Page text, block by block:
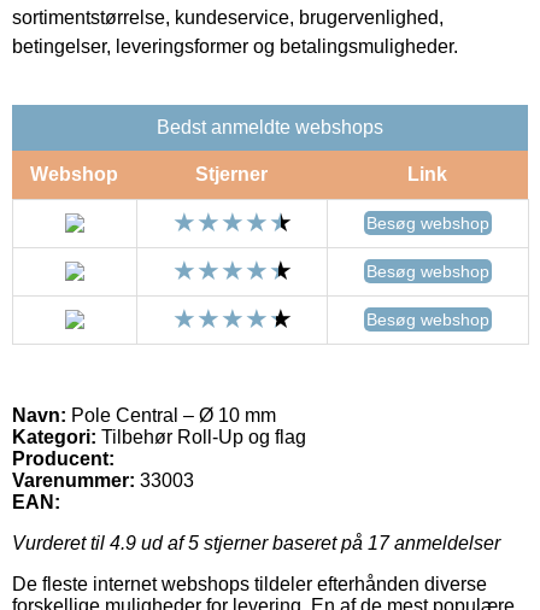
sortimentstørrelse, kundeservice, brugervenlighed,
betingelser, leveringsformer og betalingsmuligheder.
Bedst anmeldte webshops
Webshop Stjerner Link
Besøg webshop
Besøg webshop
Besøg webshop
Navn: Pole Central – Ø 10 mm
Kategori: Tilbehør Roll-Up og flag
Producent:
Varenummer: 33003
EAN:
Vurderet til 4.9 ud af 5 stjerner baseret på 17anmeldelser
De fleste internet webshops tildeler efterhånden diverse
forskellige muligheder for levering. En af de mest populære